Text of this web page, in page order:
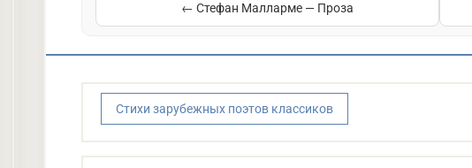
← Стефан Малларме — Проза
Стихи зарубежных поэтов классиков